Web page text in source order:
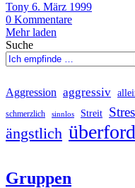
Tony 6. März 1999
0 Kommentare
Mehr laden
Suche
Aggression aggressiv
schmerzlich sinnlos Streit
ängstlich
Gruppen